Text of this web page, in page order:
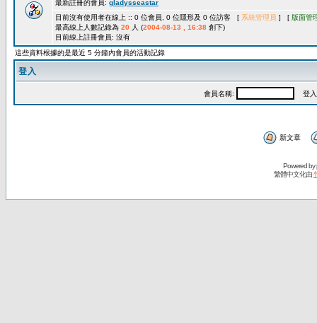
最新註冊的會員: gladysseastar
目前沒有使用者在線上 :: 0 位會員, 0 位隱形及 0 位訪客 [ 系統管理員 ] [ 版面管
最高線上人數記錄為 20 人 (2004-08-13 , 16:38 創下)
目前線上註冊會員: 沒有
這些資料根據的是最近 5 分鐘內會員的活動記錄
登入
會員名稱: 登入
新文章
Powered by
繁體中文化由